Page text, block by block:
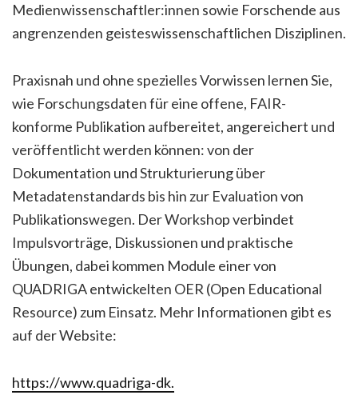
Medienwissenschaftler:innen sowie Forschende aus
angrenzenden geisteswissenschaftlichen Disziplinen.
Praxisnah und ohne spezielles Vorwissen lernen Sie,
wie Forschungsdaten für eine offene, FAIR-
konforme Publikation aufbereitet, angereichert und
veröffentlicht werden können: von der
Dokumentation und Strukturierung über
Metadatenstandards bis hin zur Evaluation von
Publikationswegen. Der Workshop verbindet
Impulsvorträge, Diskussionen und praktische
Übungen, dabei kommen Module einer von
QUADRIGA entwickelten OER (Open Educational
Resource) zum Einsatz. Mehr Informationen gibt es
auf der Website:
https://www.quadriga-dk.